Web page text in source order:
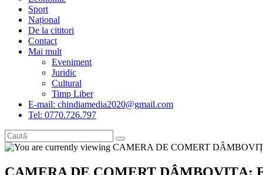
Sport
Național
De la cititori
Contact
Mai mult
Eveniment
Juridic
Cultural
Timp Liber
E-mail: chindiamedia2020@gmail.com
Tel: 0770.726.797